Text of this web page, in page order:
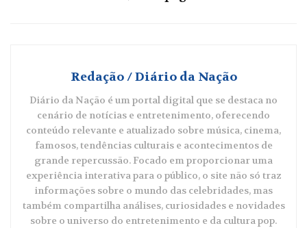
Redação / Diário da Nação
Diário da Nação é um portal digital que se destaca no
cenário de notícias e entretenimento, oferecendo
conteúdo relevante e atualizado sobre música, cinema,
famosos, tendências culturais e acontecimentos de
grande repercussão. Focado em proporcionar uma
experiência interativa para o público, o site não só traz
informações sobre o mundo das celebridades, mas
também compartilha análises, curiosidades e novidades
sobre o universo do entretenimento e da cultura pop.